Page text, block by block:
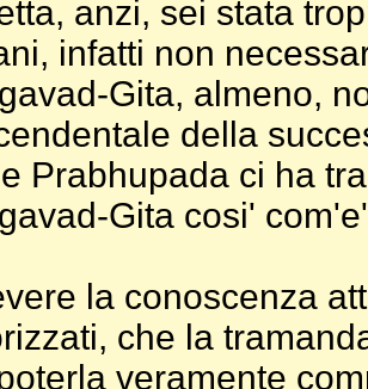
anzi, sei stata
infatti non
Gita, almeno,
della
Prabhupada ci ha
Gita cosi'
la conoscenza
che la
veramente